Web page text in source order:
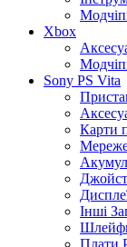
Xbox
Sony PS Vita
Карти
Інші
Плати